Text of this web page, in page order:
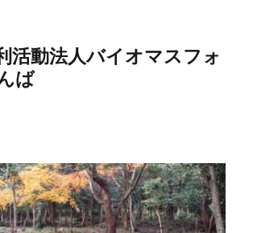
活動法人バイオマスフォ
ば